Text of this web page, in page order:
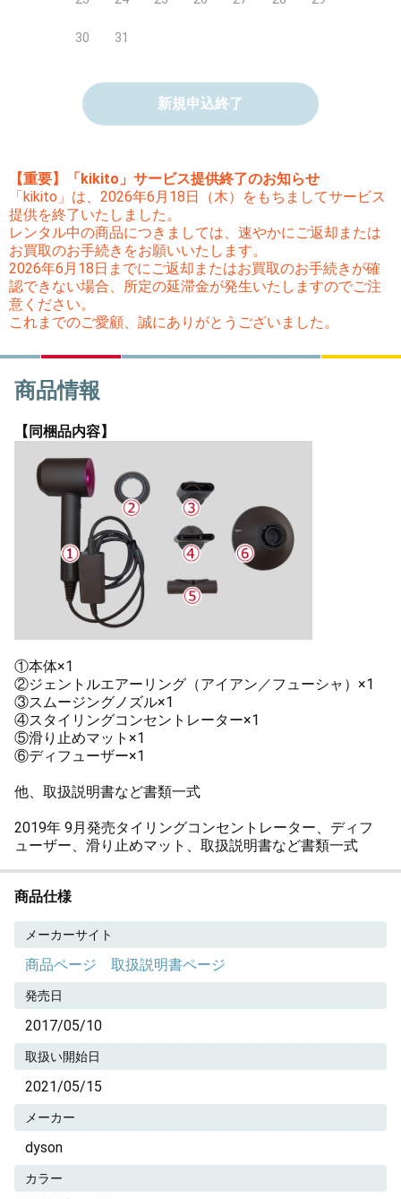
30 31
新規申込終了
【重要】「kikito」サービス提供終了のお知らせ
「kikito」は、2026年6月18日（木）をもちましてサービス
提供を終了いたしました。
レンタル中の商品につきましては、速やかにご返却または
お買取のお手続きをお願いいたします。
2026年6月18日までにご返却またはお買取のお手続きが確
認できない場合、所定の延滞金が発生いたしますのでご注
意ください。
これまでのご愛顧、誠にありがとうございました。
商品情報
【同梱品内容】
①本体×1
②ジェントルエアーリング（アイアン／フューシャ）×1
③スムージングノズル×1
④スタイリングコンセントレーター×1
⑤滑り止めマット×1
⑥ディフューザー×1
他、取扱説明書など書類一式
2019年 9月発売タイリングコンセントレーター、ディフ
ューザー、滑り止めマット、取扱説明書など書類一式
商品仕様
メーカーサイト
商品ページ 取扱説明書ページ
発売日
2017/05/10
取扱い開始日
2021/05/15
メーカー
dyson
カラー